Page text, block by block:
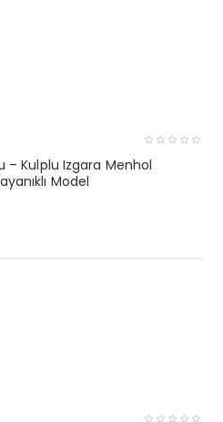
– Kulplu Izgara Menhol
Model